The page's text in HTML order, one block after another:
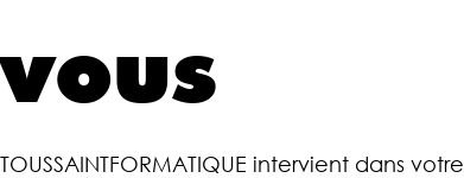
vous
TOUSSAINTFORMATIQUE intervient dans